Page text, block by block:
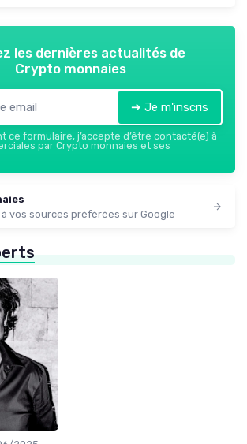
les dernières actualités de
Crypto monnaies
➔ Je m'inscris
ce formulaire, j’accepte d’être contacté(e) à
par Crypto monnaies et ses
vos sources préférées sur Google